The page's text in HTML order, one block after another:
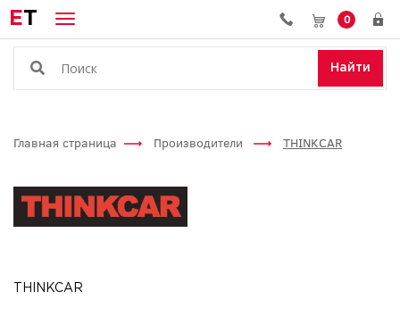
ET 0
Найти
Главная страница Производители THINKCAR
THINKCAR